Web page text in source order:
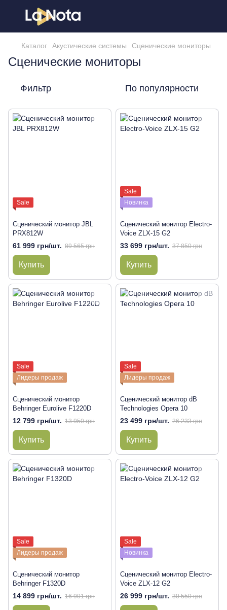
Каталог Акустические системы Сценические мониторы
Сценические мониторы
Фильтр По популярности
Sale
Сценический монитор JBL
PRX812W
61 999 грн/шт. 89 565 грн
Купить
Sale
Новинка
Сценический монитор Electro-
Voice ZLX-15 G2
33 699 грн/шт. 37 850 грн
Купить
Sale
Лидеры продаж
Сценический монитор
Behringer Eurolive F1220D
12 799 грн/шт. 13 950 грн
Купить
Sale
Лидеры продаж
Сценический монитор dB
Technologies Opera 10
23 499 грн/шт. 26 233 грн
Купить
Sale
Лидеры продаж
Сценический монитор
Behringer F1320D
14 899 грн/шт. 16 901 грн
Sale
Новинка
Сценический монитор Electro-
Voice ZLX-12 G2
26 999 грн/шт. 30 550 грн